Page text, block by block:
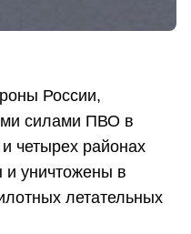
России,
силами ПВО в
четырех районах
и уничтожены в
летательных